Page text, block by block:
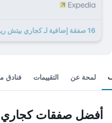
16 صفقة إضافية لـ كجاري بيتش ريزورت
لمحة عن التقييمات فنادق
أفضل صفقات